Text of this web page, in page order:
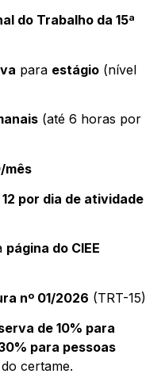
do Trabalho da 15ª
para estágio (nível
(até 6 horas por
mês
12 por dia de atividade
página do CIEE
nº 01/2026 (TRT-15)
de 10% para
para pessoas
certame.